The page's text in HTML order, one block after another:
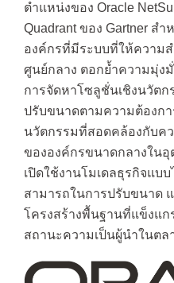
ตำแหน่งของ Oracle
Quadrant ของ Gartner ส
องค์กรที่มีระบบที่ให้ควา
ศูนย์กลาง ตอกย้ำความมุ่ง
การจัดหาโซลูชั่นเชิงนวัต
ปรับขนาดตามความต้องกา
นวัตกรรมที่สอดคล้องกับค
ขององค์กรขนาดกลางใน
เปิดใช้งานโมเดลธุรกิจแบ
สามารถในการปรับขนาด
โครงสร้างพื้นฐานที่แข็งแก
สถานะความเป็นผู้นำในต